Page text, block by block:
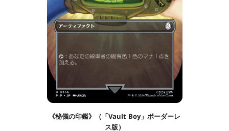
《秘儀の印鑑》（「Vault Boy」ボーダーレ
ス版）